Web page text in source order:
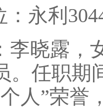
：永利
李晓露，
。任职期
人”荣誉